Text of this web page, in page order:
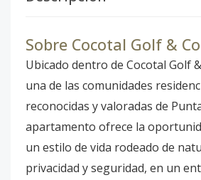
Sobre Cocotal Golf &
Ubicado dentro de Cocotal Golf
una de las comunidades
reconocidas y valoradas de
apartamento ofrece la
un estilo de vida rodeado de
privacidad y seguridad, en un